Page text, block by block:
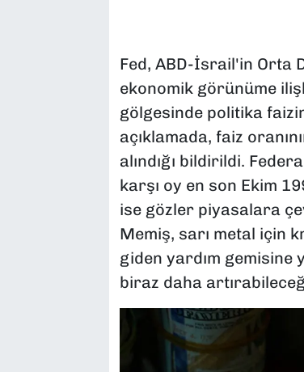
Fed, ABD-İsrail'in Orta
ekonomik görünüme
gölgesinde politika
açıklamada, faiz
alındığı bildirildi.
karşı oy en son Ekim
ise gözler piyasalara
Memiş, sarı metal için
giden yardım
biraz daha